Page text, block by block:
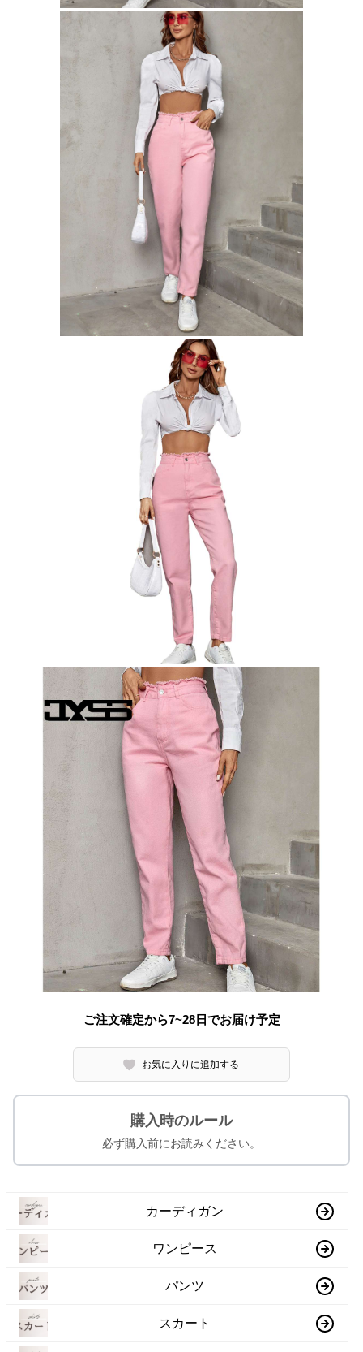
ご注文確定から7~28日でお届け予定
お気に入りに追加する
購入時のルール
必ず購入前にお読みください。
カーディガン
ワンピース
パンツ
スカート